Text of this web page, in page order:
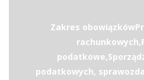
Zakres
podatkowych,